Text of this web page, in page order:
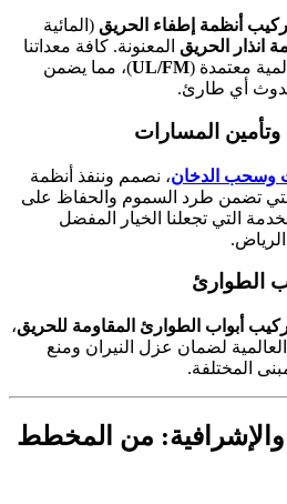
أنظمة إطفاء الحريق (المائية
انذار الحريق المعنونة. كافة معداتنا
معتمدة (UL/FM)، مما يضمن
حدوث أي طارئ.
وسحب الدخان، نصمم وننفذ أنظمة
التي تضمن طرد السموم والحفاظ على
التي تجعلنا الخيار المفضل
الرياض.
أبواب الطوارئ المقاومة للحريق،
لضمان عزل النيران ومنع
المختلفة.
والإشرافية: من المخطط